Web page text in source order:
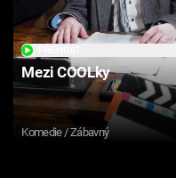
Mezi COOLky
Komedie / Zábavný